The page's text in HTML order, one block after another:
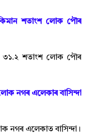
শতাংশ লোক পৌৰ
৩১.২ শতাংশ লোক পৌৰ
নগৰ এলেকাৰ বাসিন্দা
নগৰ এলেকাত বাসিন্দা।